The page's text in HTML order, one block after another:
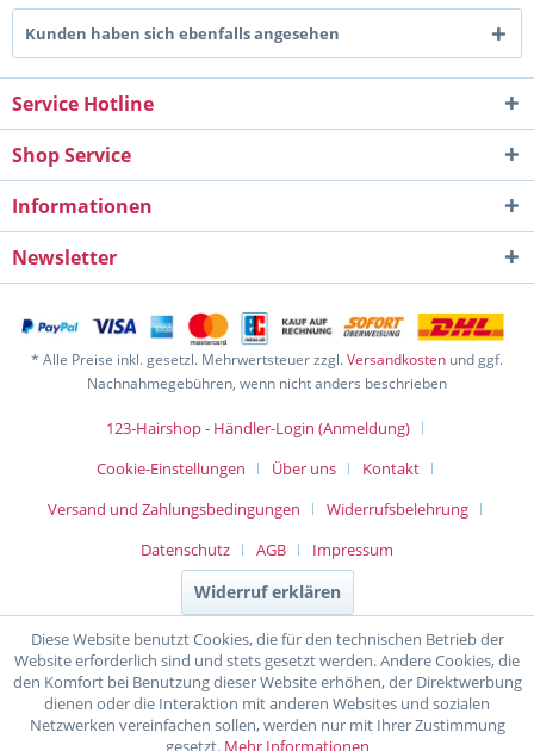
Kunden haben sich ebenfalls angesehen
Service Hotline
Shop Service
Informationen
Newsletter
* Alle Preise inkl. gesetzl. Mehrwertsteuer zzgl.Versandkosten und ggf.
Nachnahmegebühren, wenn nicht anders beschrieben
123-Hairshop - Händler-Login (Anmeldung)
Cookie-Einstellungen
Über uns
Kontakt
Versand und Zahlungsbedingungen
Widerrufsbelehrung
Datenschutz
AGB Impressum
Widerruf erklären
Diese Website benutzt Cookies, die für den technischen Betrieb der
Website erforderlich sind und stets gesetzt werden. Andere Cookies, die
den Komfort bei Benutzung dieser Website erhöhen, der Direktwerbung
dienen oder die Interaktion mit anderen Websites und sozialen
Netzwerken vereinfachen sollen, werden nur mit Ihrer Zustimmung
gesetzt. Mehr Informationen